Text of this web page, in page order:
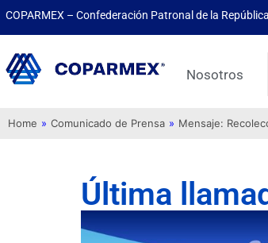
COPARMEX – Confederación Patronal de la
Nosotros
Home » Comunicado de Prensa » Mensaje:
Última